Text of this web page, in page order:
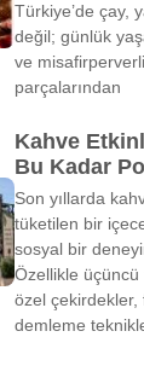
Türkiye’de çay,
değil; günlük
ve
parçalarından
Kahve
Bu Kadar
Son yıllarda
tüketilen bir
sosyal bir
Özellikle üçüncü
özel çekirdekler,
demleme